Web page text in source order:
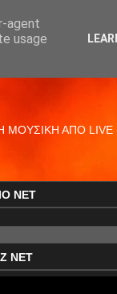
ΑΠΟ LIVE -
NET
NET
agent
usage